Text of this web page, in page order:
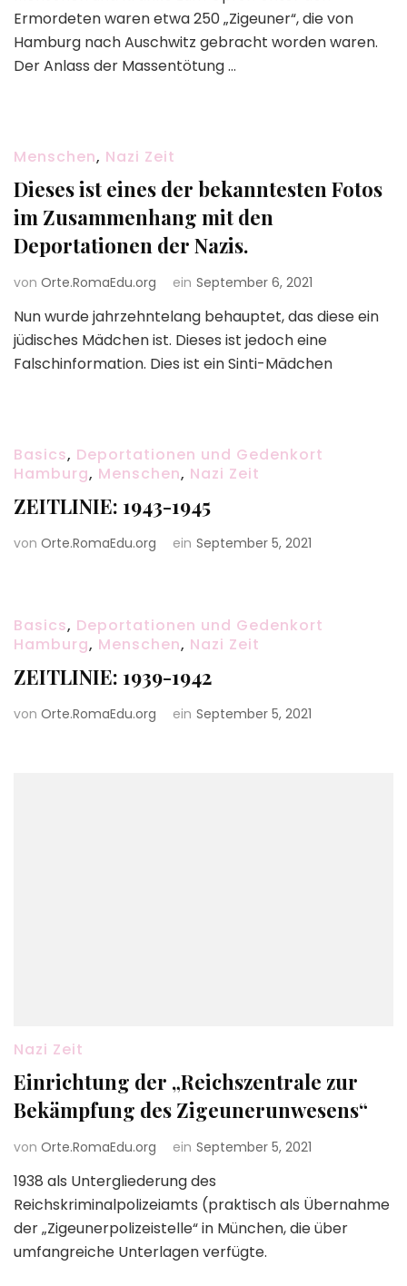
Ermordeten waren etwa 250 „Zigeuner“, die von
Hamburg nach Auschwitz gebracht worden waren.
Der Anlass der Massentötung …
Menschen, Nazi Zeit
Dieses ist eines der bekanntesten Fotos
im Zusammenhang mit den
Deportationen der Nazis.
von Orte.RomaEdu.org ein September 6, 2021
Nun wurde jahrzehntelang behauptet, das diese ein
jüdisches Mädchen ist. Dieses ist jedoch eine
Falschinformation. Dies ist ein Sinti-Mädchen
Basics, Deportationen und Gedenkort
Hamburg, Menschen, Nazi Zeit
ZEITLINIE: 1943-1945
von Orte.RomaEdu.org ein September 5, 2021
Basics, Deportationen und Gedenkort
Hamburg, Menschen, Nazi Zeit
ZEITLINIE: 1939-1942
von Orte.RomaEdu.org ein September 5, 2021
Nazi Zeit
Einrichtung der „Reichszentrale zur
Bekämpfung des Zigeunerunwesens“
von Orte.RomaEdu.org ein September 5, 2021
1938 als Untergliederung des
Reichskriminalpolizeiamts (praktisch als Übernahme
der „Zigeunerpolizeistelle“ in München, die über
umfangreiche Unterlagen verfügte.